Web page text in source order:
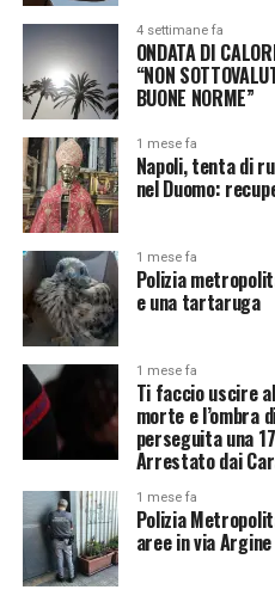
4 settimane fa
ONDATA DI
“NON
BUONE NORME”
1 mese fa
Napoli, tenta di
nel Duomo:
1 mese fa
Polizia
e una tartaruga
1 mese fa
Ti faccio uscire
morte e l’ombra
perseguita una
Arrestato dai
1 mese fa
Polizia
aree in via Argine